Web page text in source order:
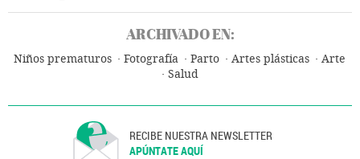
ARCHIVADO EN:
Niños prematuros Fotografía Parto Artes plásticas
Arte
Salud
RECIBE NUESTRA NEWSLETTER
APÚNTATE AQUÍ